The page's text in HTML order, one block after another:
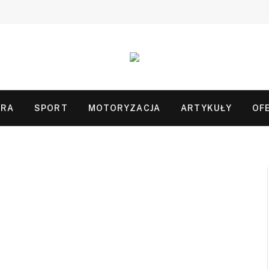
SPORT MOTORYZACJA ARTYKUŁY